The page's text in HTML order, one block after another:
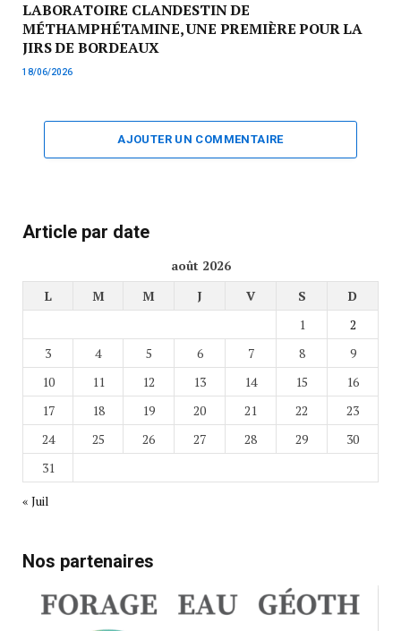
LABORATOIRE CLANDESTIN DE
MÉTHAMPHÉTAMINE, UNE PREMIÈRE POUR LA
JIRS DE BORDEAUX
18/06/2026
AJOUTER UN COMMENTAIRE
Article par date
août 2026
L
M M J V S
D
1
2
3
4 5 6 7 8
9
10
11 12 13 14 15
16
17
18 19 20 21 22
23
24
25 26 27 28 29
30
31
« Juil
Nos partenaires